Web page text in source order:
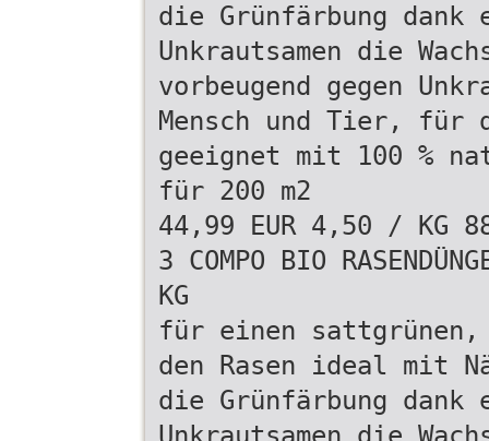
die Grünfärbung
Unkrautsamen die
vorbeugend gegen
Mensch und Tier, für
geeignet mit 100 %
für 200 m2
44,99 EUR 4,50 / KG
3 COMPO BIO
KG
für einen
den Rasen ideal mit
die Grünfärbung